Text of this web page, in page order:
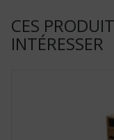
CES
INTÉRESSER